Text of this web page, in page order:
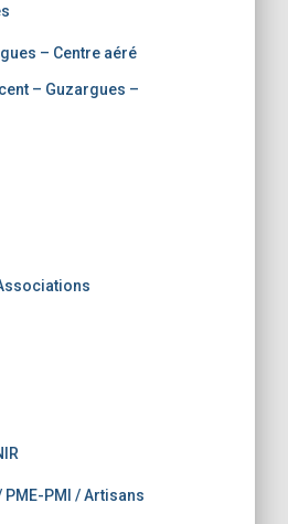
– Centre aéré
– Guzargues –
PMI / Artisans